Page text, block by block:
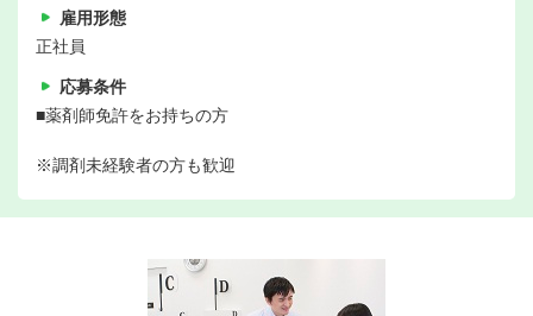
雇用形態
正社員
応募条件
■薬剤師免許をお持ちの方
※調剤未経験者の方も歓迎